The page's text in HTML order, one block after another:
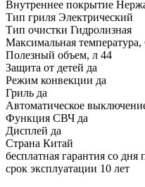
Внутреннее покрытие
Тип гриля Электрический
Тип очистки Гидролизная
Максимальная
Полезный объем, л 44
Защита от детей да
Режим конвекции да
Гриль да
Автоматическое
Функция СВЧ да
Дисплей да
Страна Китай
бесплатная гарантия со дня
срок эксплуатации 10 лет